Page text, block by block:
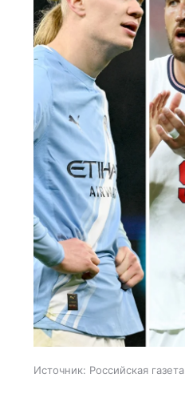
Источник: Российская газета